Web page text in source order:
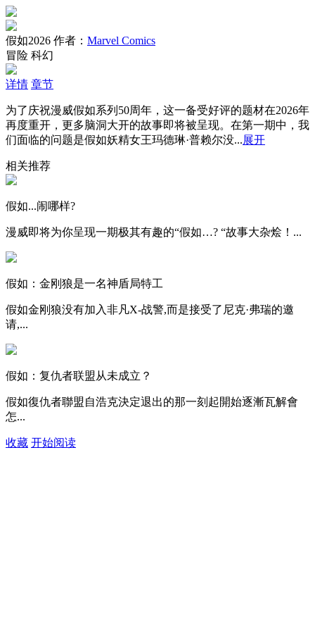
假如2026 作者： Marvel Comics
冒险 科幻
详情 章节
为了庆祝漫威假如系列50周年，这一备受好评的题材在2026年
再度重开，更多脑洞大开的故事即将被呈现。在第一期中，我
们面临的问题是假如妖精女王玛德琳·普赖尔没...展开
相关推荐
假如...闹哪样?
漫威即将为你呈现一期极其有趣的“假如…? “故事大杂烩！...
假如：金刚狼是一名神盾局特工
假如金刚狼没有加入非凡X-战警,而是接受了尼克·弗瑞的邀
请,...
假如：复仇者联盟从未成立？
假如復仇者聯盟自浩克決定退出的那一刻起開始逐漸瓦解會
怎...
收藏 开始阅读